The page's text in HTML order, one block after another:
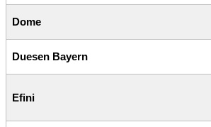
Dome
Duesen Bayern
Efini